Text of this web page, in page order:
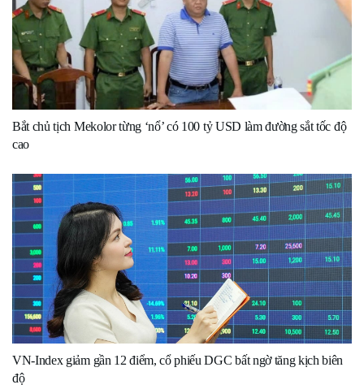
Bắt chủ tịch Mekolor từng ‘nổ’ có 100 tỷ USD làm đường sắt tốc độ
cao
VN-Index giảm gần 12 điểm, cổ phiếu DGC bất ngờ tăng kịch biên
độ